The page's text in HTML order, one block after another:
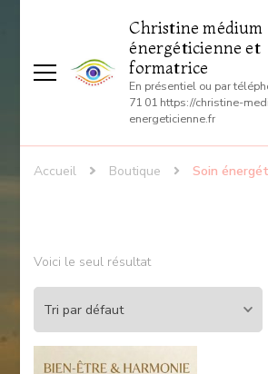
Christine médium
énergéticienne et
formatrice
En présentiel ou par
71 01 https://christine-
energeticienne.fr
Accueil Boutique Soin
Voici le seul résultat